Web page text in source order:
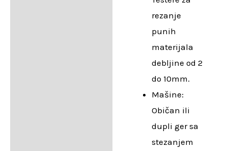
rezanje
punih
materijala
debljine od 2
do 10mm.
Mašine:
Običan ili
dupli ger sa
stezanjem